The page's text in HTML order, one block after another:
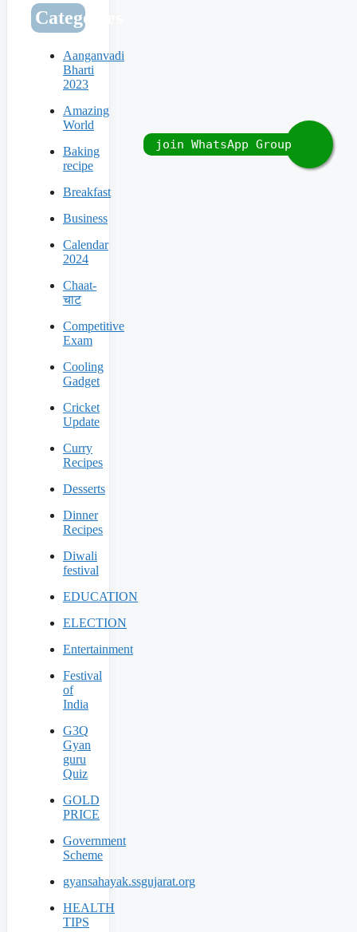
Categories
Aanganvadi
Bharti
2023
Amazing
World
Baking
recipe
Breakfast
Business
Calendar
2024
Chaat-
चाट
Competitive
Exam
Cooling
Gadget
Cricket
Update
Curry
Recipes
Desserts
Dinner
Recipes
Diwali
festival
EDUCATION
ELECTION
Entertainment
Festival
of
India
G3Q
Gyan
guru
Quiz
GOLD
PRICE
Government
Scheme
gyansahayak.ssgujarat.org
HEALTH
TIPS